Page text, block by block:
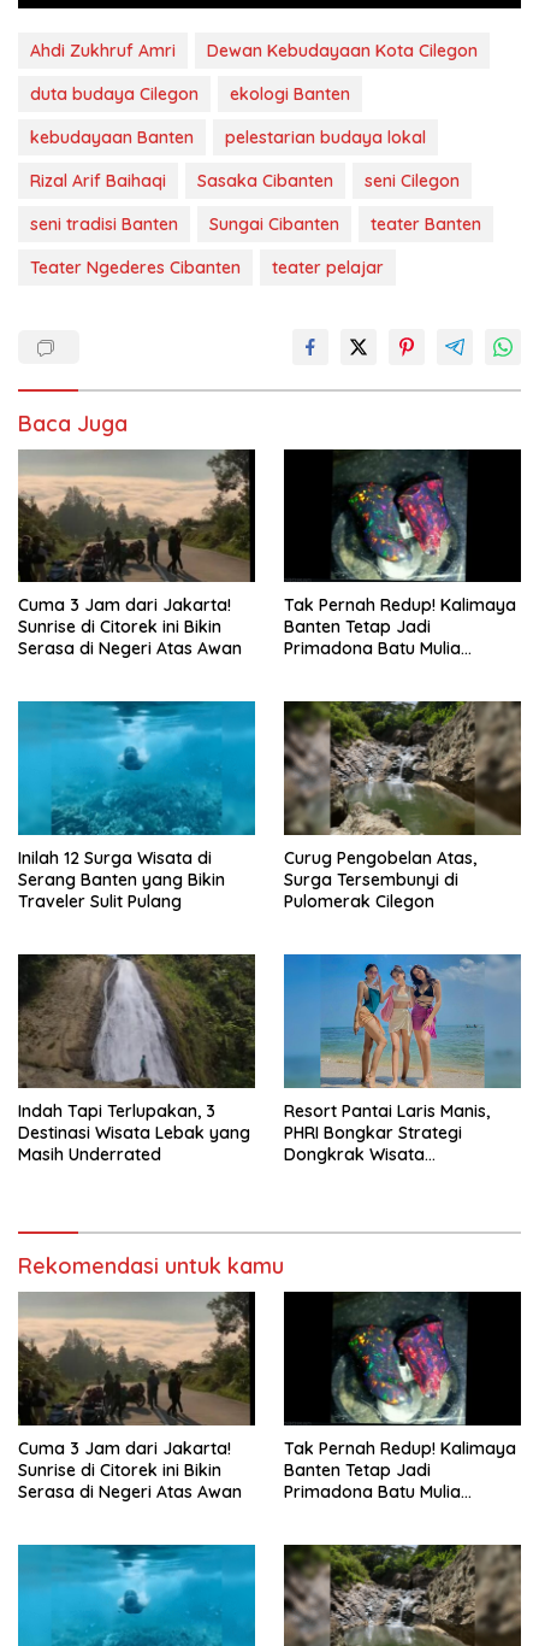
Ahdi Zukhruf Amri
Dewan Kebudayaan Kota Cilegon
duta budaya Cilegon
ekologi Banten
kebudayaan Banten
pelestarian budaya lokal
Rizal Arif Baihaqi
Sasaka Cibanten
seni Cilegon
seni tradisi Banten
Sungai Cibanten
teater Banten
Teater Ngederes Cibanten
teater pelajar
Baca Juga
Cuma 3 Jam dari Jakarta!
Sunrise di Citorek ini Bikin
Serasa di Negeri Atas Awan
Tak Pernah Redup! Kalimaya
Banten Tetap Jadi
Primadona Batu Mulia
Inilah 12 Surga Wisata di
Serang Banten yang Bikin
Traveler Sulit Pulang
Curug Pengobelan Atas,
Surga Tersembunyi di
Pulomerak Cilegon
Indah Tapi Terlupakan, 3
Destinasi Wisata Lebak yang
Masih Underrated
Resort Pantai Laris Manis,
PHRI Bongkar Strategi
Dongkrak Wisata
Rekomendasi untuk kamu
Cuma 3 Jam dari Jakarta!
Sunrise di Citorek ini Bikin
Serasa di Negeri Atas Awan
Tak Pernah Redup! Kalimaya
Banten Tetap Jadi
Primadona Batu Mulia